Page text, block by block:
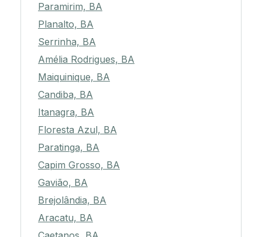
Paramirim, BA
Planalto, BA
Serrinha, BA
Amélia Rodrigues, BA
Maiquinique, BA
Candiba, BA
Itanagra, BA
Floresta Azul, BA
Paratinga, BA
Capim Grosso, BA
Gavião, BA
Brejolândia, BA
Aracatu, BA